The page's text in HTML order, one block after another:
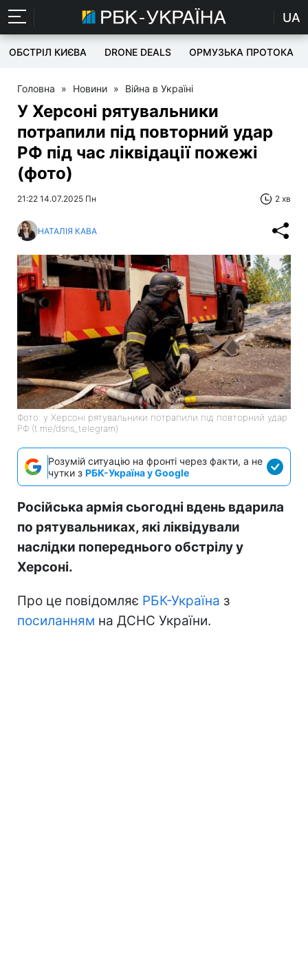
UA
ОБСТРІЛ КИЄВА DRONE DEALS ОРМУЗЬКА ПРОТОКА
Головна » Новини » Війна в Україні
У Херсоні рятувальники
потрапили під повторний удар
РФ під час ліквідації пожежі
(фото)
21:22 14.07.2025 Пн 2 хв
НАТАЛІЯ КАВА
Фото: у Херсоні рятувальники потрапили під повторний удар
РФ (t.me/dsns_telegram)
Розумій ситуацію на фронті через факти, а не
чутки з РБК-Україна у Google
Російська армія сьогодні вдень вдарила
по рятувальниках, які ліквідували
наслідки попереднього обстрілу у
Херсоні.
Про це повідомляє РБК-Україна з
посиланням на ДСНС України.